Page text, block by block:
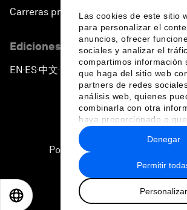
Las cookies de este sitio
para personalizar el
anuncios, ofrecer
sociales y analizar el
compartimos información
que haga del sitio web
partners de redes
análisis web, quienes
combinarla con otra
haya proporcionado o
recopilado a partir del uso
hecho de sus servicios.
Permitir
Personalizar
Denegar
Carreras profesionales
Ediciones en otros idiomas
EN ▪ES▪中文▪ 日本語
Política de privacidad y normas
Sitemap
2026 Foro Económico